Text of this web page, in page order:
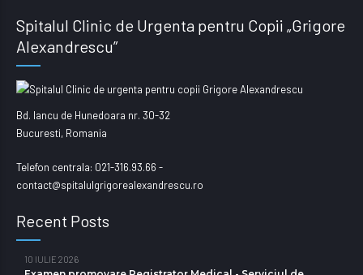
Spitalul Clinic de Urgenta pentru Copii „Grigore
Alexandrescu”
Bd. Iancu de Hunedoara nr. 30-32
Bucuresti, Romania
Telefon centrala: 021-316.93.66 -
contact@spitalulgrigorealexandrescu.ro
Recent Posts
10 IULIE 2026